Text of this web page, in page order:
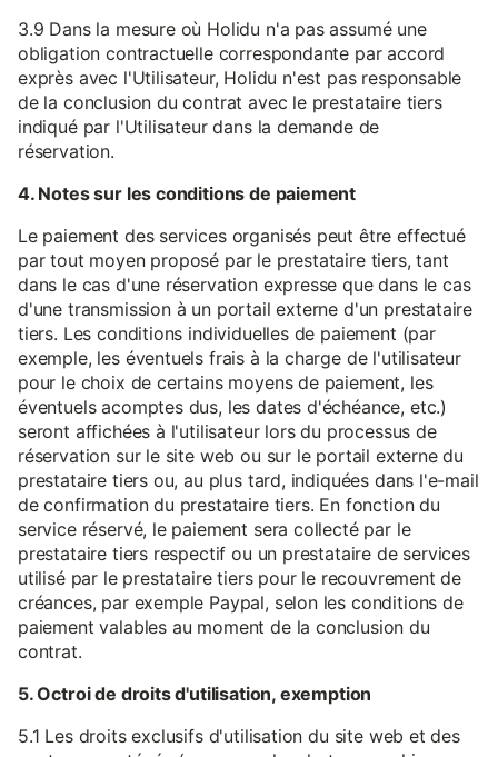
3.9 Dans la mesure où Holidu n'a pas assumé une
obligation contractuelle correspondante par accord
exprès avec l'Utilisateur, Holidu n'est pas responsable
de la conclusion du contrat avec le prestataire tiers
indiqué par l'Utilisateur dans la demande de
réservation.
4. Notes sur les conditions de paiement
Le paiement des services organisés peut être effectué
par tout moyen proposé par le prestataire tiers, tant
dans le cas d'une réservation expresse que dans le cas
d'une transmission à un portail externe d'un prestataire
tiers. Les conditions individuelles de paiement (par
exemple, les éventuels frais à la charge de l'utilisateur
pour le choix de certains moyens de paiement, les
éventuels acomptes dus, les dates d'échéance, etc.)
seront affichées à l'utilisateur lors du processus de
réservation sur le site web ou sur le portail externe du
prestataire tiers ou, au plus tard, indiquées dans l'e-mail
de confirmation du prestataire tiers. En fonction du
service réservé, le paiement sera collecté par le
prestataire tiers respectif ou un prestataire de services
utilisé par le prestataire tiers pour le recouvrement de
créances, par exemple Paypal, selon les conditions de
paiement valables au moment de la conclusion du
contrat.
5. Octroi de droits d'utilisation, exemption
5.1 Les droits exclusifs d'utilisation du site web et des